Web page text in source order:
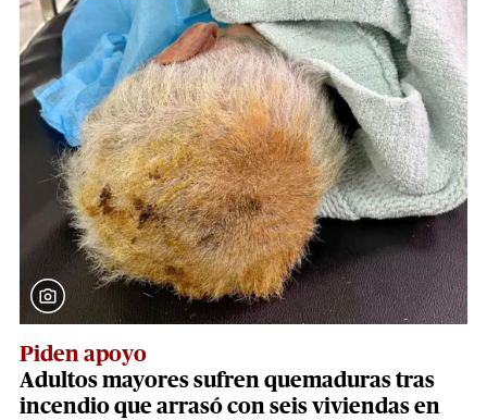
Piden apoyo
Adultos mayores sufren quemaduras tras
incendio que arrasó con seis viviendas en